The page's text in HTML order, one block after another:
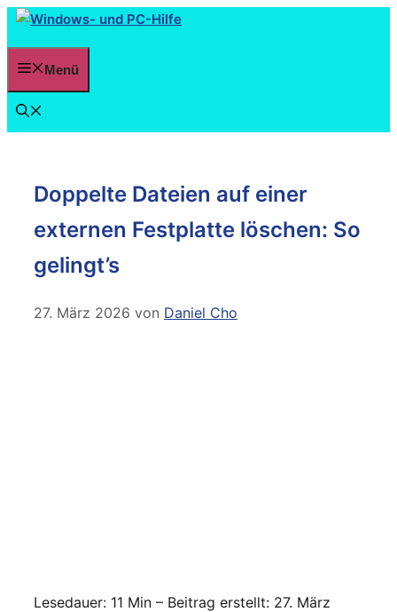
Menü
Doppelte Dateien auf einer
externen Festplatte löschen: So
gelingt’s
27. März 2026 von Daniel Cho
Lesedauer: 11 Min – Beitrag erstellt: 27. März